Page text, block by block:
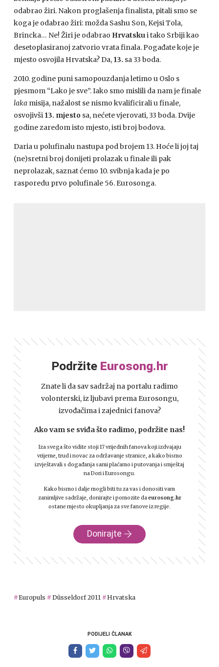
odabrao žiri. Nakon proglašenja finalista, pitali smo se
koga je odabrao žiri: možda Sashu Son, Kejsi Tola,
Brincka… Ne! Žiri je odabrao Hrvatskui tako Srbiji kao
desetoplasiranoj zatvorio vrata finala. Pogađate koje je
mjesto osvojila Hrvatska? Da, 13. sa 33 boda.
2010. godine puni samopouzdanja letimo u Oslo s
pjesmom “Lako je sve”. Iako smo mislili da nam je finale
laka misija, nažalost se nismo kvalificirali u finale,
osvojivši 13. mjesto sa, nećete vjerovati, 33 boda. Dvije
godine zaredom isto mjesto, isti broj bodova.
Daria u polufinalu nastupa pod brojem 13. Hoće li joj taj
(ne)sretni broj donijeti prolazak u finale ili pak
neprolazak, saznat ćemo 10. svibnja kada je po
rasporedu prvo polufinale 56. Eurosonga.
Podržite Eurosong.hr
Znate li da sav sadržaj na portalu radimo
volonterski, iz ljubavi prema Eurosongu,
izvođačima i zajednici fanova?
Ako vam se sviđa što radimo, podržite nas!
Iza svega što vidite stoji 17 vrijednih fanova koji izdvajaju
vrijeme, trud i novac za održavanje stranice, a kako bismo
izvještavali s događanja sami plaćamo i putovanja i smještaj
na Dori i Eurosongu.
Kako bismo i dalje mogli biti tu za vas i donositi vam
zanimljive sadržaje, donirajte i pomozite da eurosong.hr
ostane mjesto okupljanja za sve fanove iz regije.
Donirajte
Europuls Düsseldorf 2011 Hrvatska
PODIJELI ČLANAK